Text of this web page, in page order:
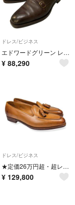
ドレス/ビジネス
エドワードグリーン レザーシューズ ダブルモンク ウエストミンスター ダークブラウン 888ラスト メンズ サイズUK8.5E EDWARD GREEN ビジネスシューズ 約27.0cm【LA】【中古】
¥ 88,290
ドレス/ビジネス
★定価26万円超・超レア・新品未使用★ エドワードグリーン ロウンズ LOWNDES ACORN 100ラスト サイズ7E
¥ 129,800